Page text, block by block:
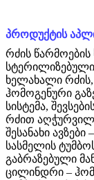
პროდუქტის
რძის
ხელახალი რძის,
ჰომოგენური
სისტემა,
რძით
შესანახი
სასმელის
გაბრაზებული
ცილინდრი –